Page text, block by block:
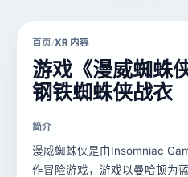
首页/XR 内容
游戏《漫威蜘蛛
钢铁蜘蛛侠战衣
简介
漫威蜘蛛侠是由Insomniac
作冒险游戏，游戏以曼哈顿为